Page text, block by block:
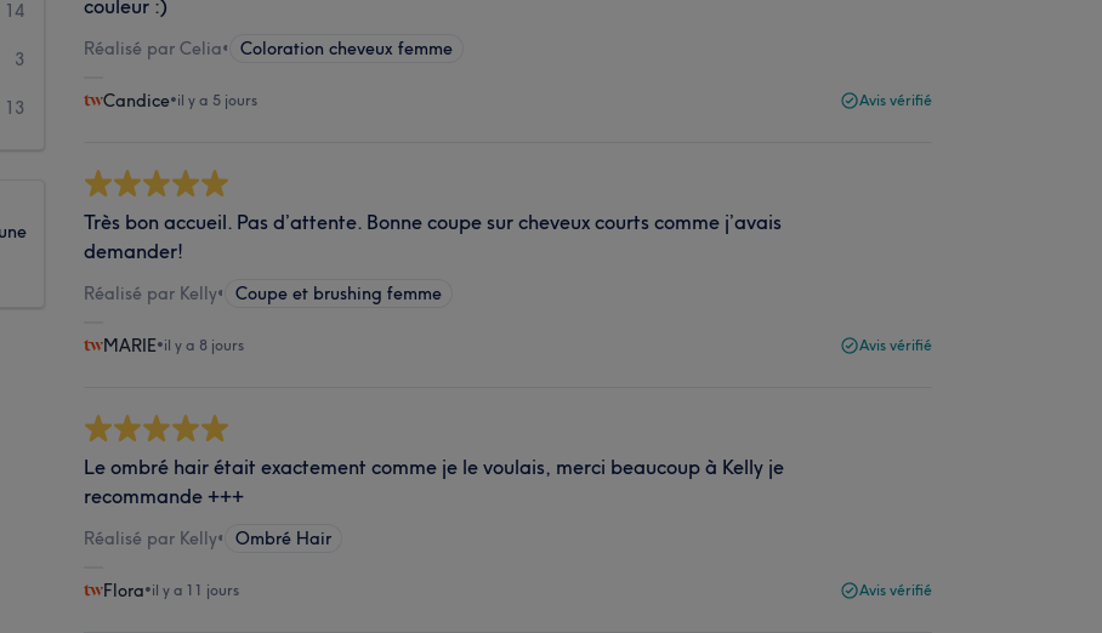
14
3
13
couleur :)
Réalisé par Celia• Coloration cheveux femme
Candice•il y a 5 jours Avis vérifié
Très bon accueil. Pas d’attente. Bonne coupe sur cheveux courts comme j’avais
demander!
Réalisé par Kelly• Coupe et brushing femme
MARIE•il y a 8 jours Avis vérifié
Le ombré hair était exactement comme je le voulais, merci beaucoup à Kelly je
recommande +++
Réalisé par Kelly• Ombré Hair
Flora•il y a 11 jours Avis vérifié